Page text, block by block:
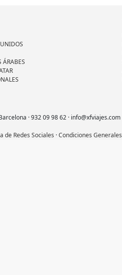
ÁRABES
· 932 09 98 62 · info@xfviajes.com
de Redes Sociales ·Condiciones Generales